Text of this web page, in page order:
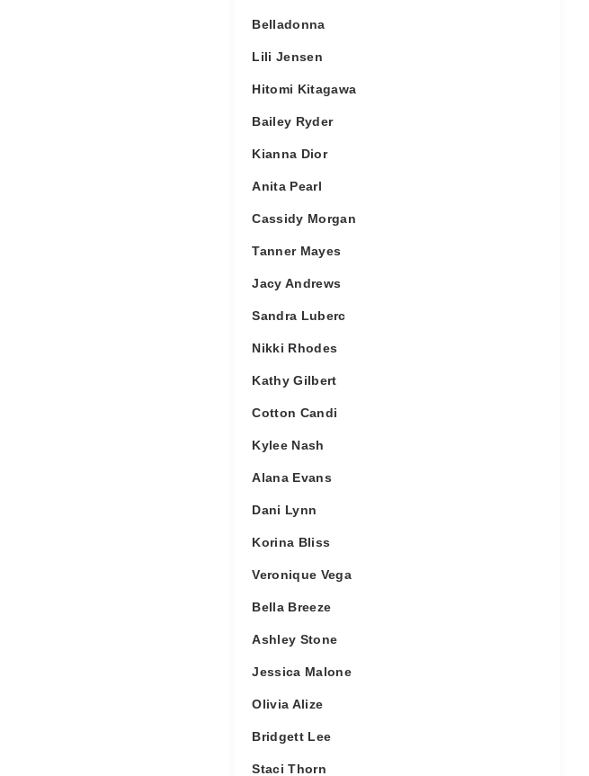
Belladonna
Lili Jensen
Hitomi Kitagawa
Bailey Ryder
Kianna Dior
Anita Pearl
Cassidy Morgan
Tanner Mayes
Jacy Andrews
Sandra Luberc
Nikki Rhodes
Kathy Gilbert
Cotton Candi
Kylee Nash
Alana Evans
Dani Lynn
Korina Bliss
Veronique Vega
Bella Breeze
Ashley Stone
Jessica Malone
Olivia Alize
Bridgett Lee
Staci Thorn